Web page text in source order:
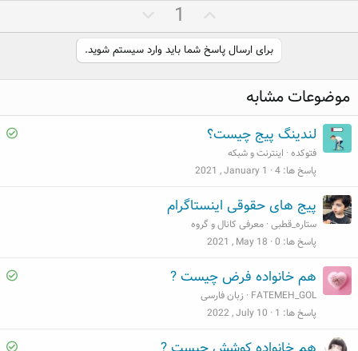
ا
ی
م
ب
1
ا
ی
م
ف
برای ارسال پاسخ شما باید وارد سیستم شوید.
موضوعات مشابه
S
لندینگ پیج چیست؟
فتوکده اینترنت و شبکه
پاسخ ها 4
2021 , January 1
پیج های حقوقی اینستاگرام
ستاره_قطبی معرفی کانال و گروه
پاسخ ها 0
2021 , May 18
S
هم خانواده فرض چیست ?
FATEMEH_GOL زبان فارسی
پاسخ ها 1
2022 , July 10
S